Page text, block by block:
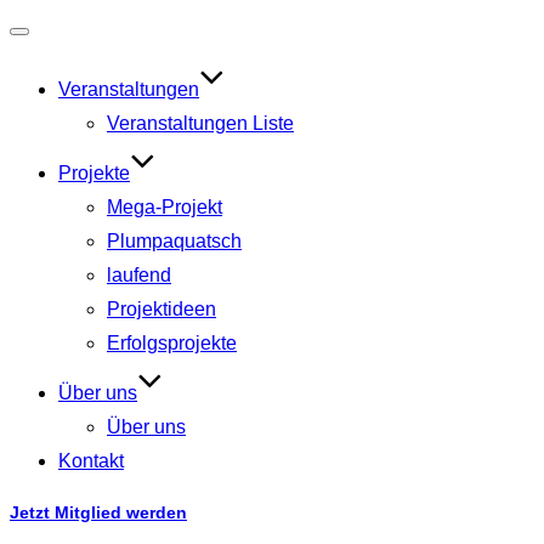
Navigation
Veranstaltungen
Veranstaltungen Liste
Projekte
Mega-Projekt
Plumpaquatsch
laufend
Projektideen
Erfolgsprojekte
Über uns
Über uns
Kontakt
Jetzt Mitglied werden